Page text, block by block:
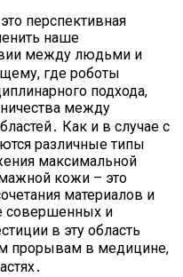
перспективная
наше
между людьми и
где роботы
подхода,
между
Как и в случае с
различные типы
максимальной
кожи – это
материалов и
совершенных и
в эту область
прорывам в медицине,